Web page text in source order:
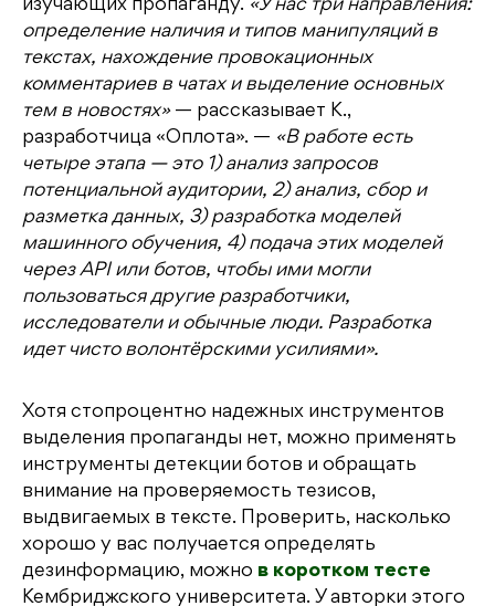
изучающих пропаганду. «‎У нас три направления:
определение наличия и типов манипуляций в
текстах, нахождение провокационных
комментариев в чатах и выделение основных
тем в новостях»— рассказывает К.,
разработчица «‎Оплота». — «‎В работе есть
четыре этапа — это 1) анализ запросов
потенциальной аудитории, 2) анализ, сбор и
разметка данных, 3) разработка моделей
машинного обучения, 4) подача этих моделей
через API или ботов, чтобы ими могли
пользоваться другие разработчики,
исследователи и обычные люди. Разработка
идет чисто волонтёрскими усилиями».
Хотя стопроцентно надежных инструментов
выделения пропаганды нет, можно применять
инструменты детекции ботов и обращать
внимание на проверяемость тезисов,
выдвигаемых в тексте. Проверить, насколько
хорошо у вас получается определять
дезинформацию, можно в коротком тесте
Кембриджского университета. У авторки этого